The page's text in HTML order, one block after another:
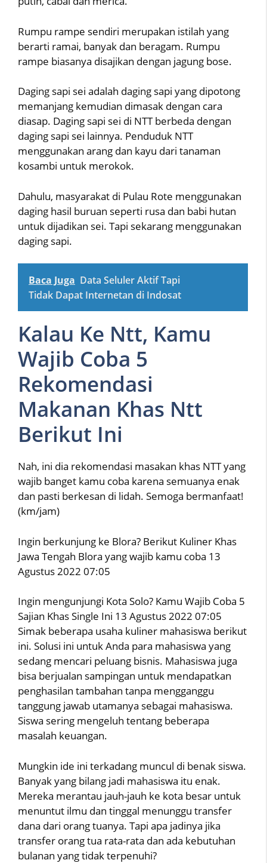
Rumpu rampe sendiri merupakan istilah yang
berarti ramai, banyak dan beragam. Rumpu
rampe biasanya disajikan dengan jagung bose.
Daging sapi sei adalah daging sapi yang dipotong
memanjang kemudian dimasak dengan cara
diasap. Daging sapi sei di NTT berbeda dengan
daging sapi sei lainnya. Penduduk NTT
menggunakan arang dan kayu dari tanaman
kosambi untuk merokok.
Dahulu, masyarakat di Pulau Rote menggunakan
daging hasil buruan seperti rusa dan babi hutan
untuk dijadikan sei. Tapi sekarang menggunakan
daging sapi.
Baca Juga Data Seluler Aktif Tapi
Tidak Dapat Internetan di Indosat
Kalau Ke Ntt, Kamu
Wajib Coba 5
Rekomendasi
Makanan Khas Ntt
Berikut Ini
Nah, ini dia rekomendasi masakan khas NTT yang
wajib banget kamu coba karena semuanya enak
dan pasti berkesan di lidah. Semoga bermanfaat!
(km/jam)
Ingin berkunjung ke Blora? Berikut Kuliner Khas
Jawa Tengah Blora yang wajib kamu coba 13
Agustus 2022 07:05
Ingin mengunjungi Kota Solo? Kamu Wajib Coba 5
Sajian Khas Single Ini 13 Agustus 2022 07:05
Simak beberapa usaha kuliner mahasiswa berikut
ini. Solusi ini untuk Anda para mahasiswa yang
sedang mencari peluang bisnis. Mahasiswa juga
bisa berjualan sampingan untuk mendapatkan
penghasilan tambahan tanpa mengganggu
tanggung jawab utamanya sebagai mahasiswa.
Siswa sering mengeluh tentang beberapa
masalah keuangan.
Mungkin ide ini terkadang muncul di benak siswa.
Banyak yang bilang jadi mahasiswa itu enak.
Mereka merantau jauh-jauh ke kota besar untuk
menuntut ilmu dan tinggal menunggu transfer
dana dari orang tuanya. Tapi apa jadinya jika
transfer orang tua rata-rata dan ada kebutuhan
bulanan yang tidak terpenuhi?